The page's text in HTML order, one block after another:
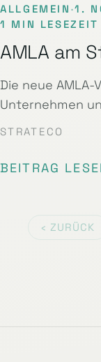
ALLGEMEIN ·1.
1 MIN LESEZEIT
AMLA am
Die neue
Unternehmen
STRATECO
BEITRAG
‹ ZURÜCK